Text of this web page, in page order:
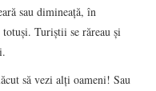
sau dimineață, în
totuși. Turiștii se răreau și
să vezi alți oameni! Sau